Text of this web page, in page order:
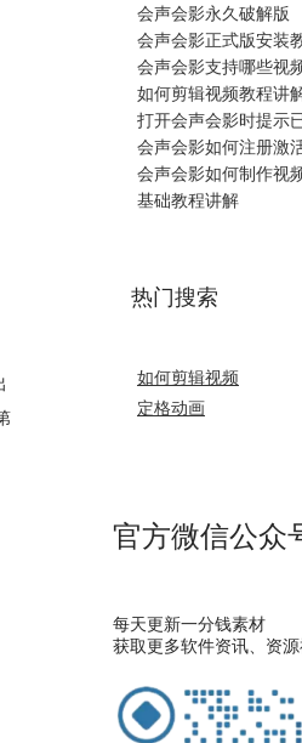
会声会影永久破解版
会声会影正式版安装
会声会影支持哪些视
如何剪辑视频教程讲
打开会声会影时提示
会声会影如何注册激
会声会影如何制作视
基础教程讲解
热门搜索
如何剪辑视频
定格动画
官方微信公众
每天更新一分钱素材
获取更多软件资讯、资源